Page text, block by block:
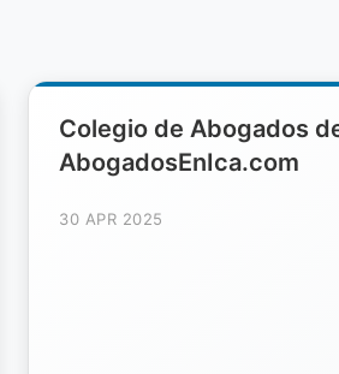
Colegio de Abogados
AbogadosEnIca.com
30 APR 2025